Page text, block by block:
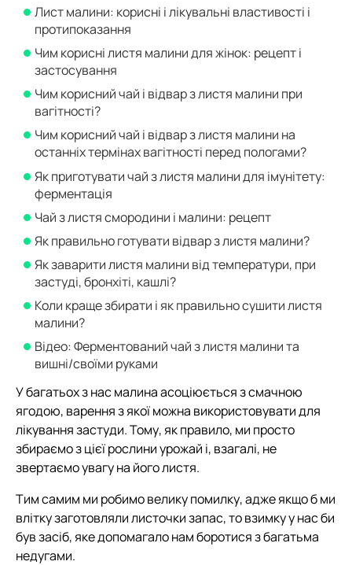
Лист малини: корисні і лікувальні властивості і
протипоказання
Чим корисні листя малини для жінок: рецепт і
застосування
Чим корисний чай і відвар з листя малини при
вагітності?
Чим корисний чай і відвар з листя малини на
останніх термінах вагітності перед пологами?
Як приготувати чай з листя малини для імунітету:
ферментація
Чай з листя смородини і малини: рецепт
Як правильно готувати відвар з листя малини?
Як заварити листя малини від температури, при
застуді, бронхіті, кашлі?
Коли краще збирати і як правильно сушити листя
малини?
Відео: Ферментований чай з листя малини та
вишні/своїми руками
У багатьох з нас малина асоціюється з смачною
ягодою, варення з якої можна використовувати для
лікування застуди. Тому, як правило, ми просто
збираємо з цієї рослини урожай і, взагалі, не
звертаємо увагу на його листя.
Тим самим ми робимо велику помилку, адже якщо б ми
влітку заготовляли листочки запас, то взимку у нас би
був засіб, яке допомагало нам боротися з багатьма
недугами.